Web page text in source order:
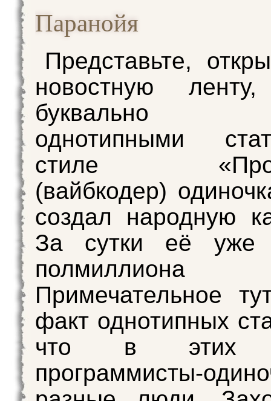
Паранойя
Представьте,
новостную
буквально
однотипными
стиле
(вайбкодер)
создал народную
За сутки её уже
полмиллиона
Примечательное
факт однотипных
что в этих
программисты-